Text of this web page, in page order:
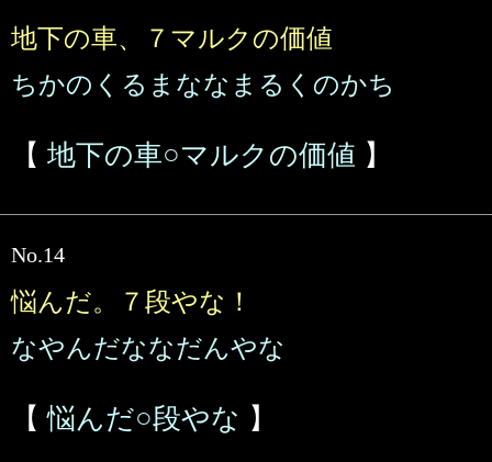
地下の車、７マルクの価値
ちかのくるまななまるくのかち
【 地下の車○マルクの価値 】
No.14
悩んだ。７段やな！
なやんだななだんやな
【悩んだ○段やな 】